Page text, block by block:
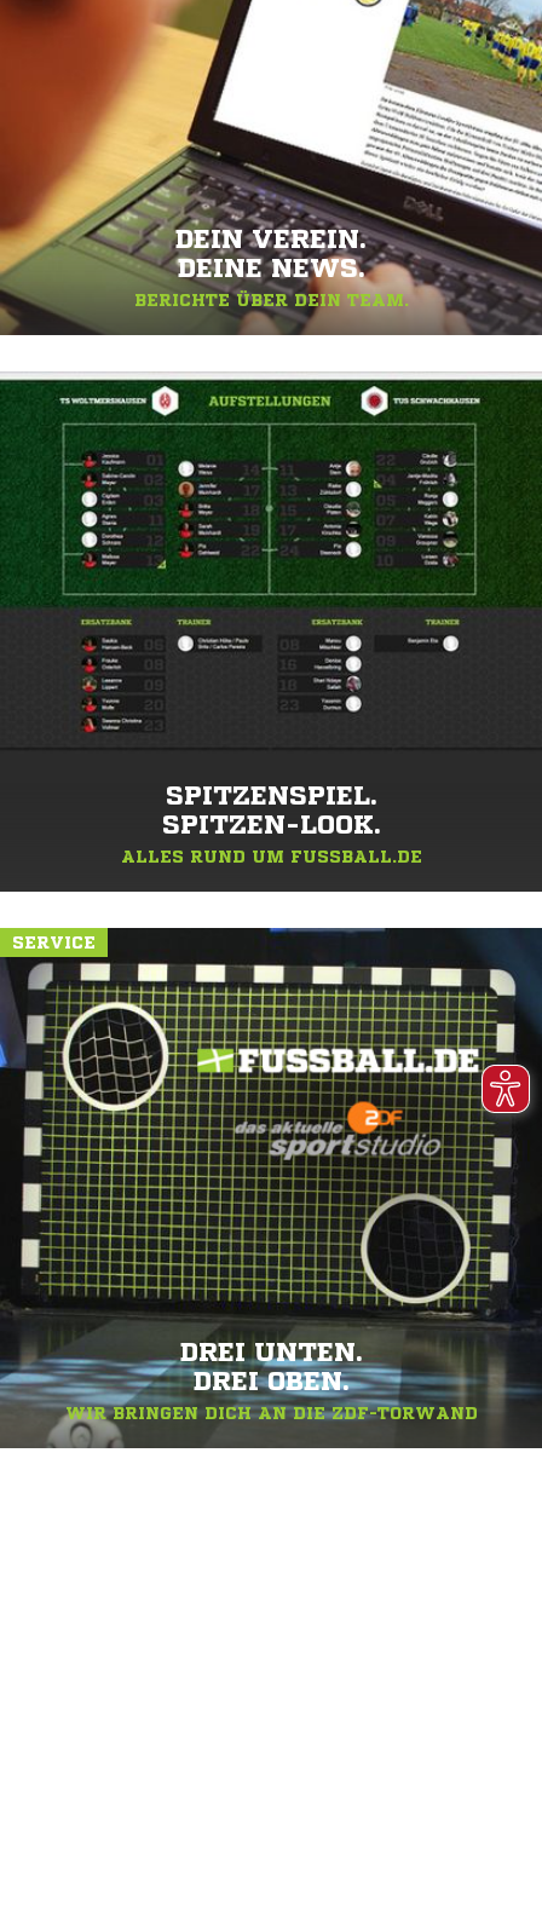
DEIN VEREIN.
DEINE NEWS.
BERICHTE ÜBER DEIN TEAM.
SPITZENSPIEL.
SPITZEN-LOOK.
ALLES RUND UM FUSSBALL.DE
SERVICE
DREI UNTEN.
DREI OBEN.
WIR BRINGEN DICH AN DIE ZDF-TORWAND